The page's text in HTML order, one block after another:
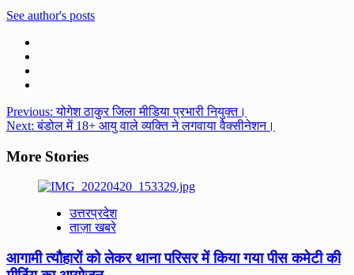
See author's posts
Post
navigation
Previous:योगेश ठाकुर जिला मीडिया प्रभारी नियुक्त।
Next:बंडोल में 18+ आयु वाले व्यक्ति ने लगवाया वैक्सीनेशन।
More Stories
उत्तरप्रदेश
ताज़ा खबरे
आगामी त्यौहारों को‌ लेकर थाना‌ परिसर में किया गया पीस कमेटी की